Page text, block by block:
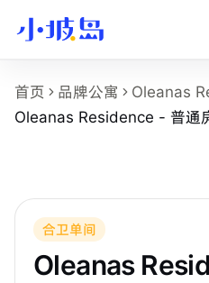
Oleanas Residence -
这个页面展示Oleanas
所在区域：Orchard。
附近地铁：Great World
参考月租：S$2,200 /月起，
首页 品牌公寓
Oleanas
Oleanas Residence - 普通
合卫单间
Oleanas